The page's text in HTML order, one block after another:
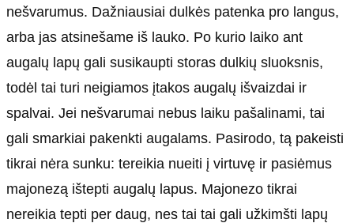
nešvarumus. Dažniausiai dulkės patenka pro langus,
arba jas atsinešame iš lauko. Po kurio laiko ant
augalų lapų gali susikaupti storas dulkių sluoksnis,
todėl tai turi neigiamos įtakos augalų išvaizdai ir
spalvai. Jei nešvarumai nebus laiku pašalinami, tai
gali smarkiai pakenkti augalams. Pasirodo, tą pakeisti
tikrai nėra sunku: tereikia nueiti į virtuvę ir pasiėmus
majonezą ištepti augalų lapus. Majonezo tikrai
nereikia tepti per daug, nes tai tai gali užkimšti lapų